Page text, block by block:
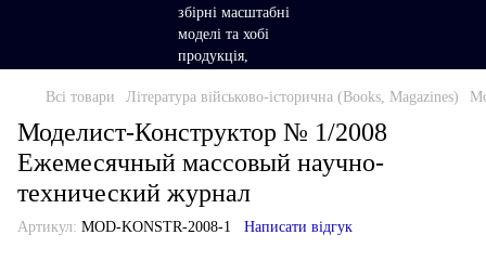
Всі товари Література військово-історична (Books, Magazines)
Моделист-Конструктор № 1/2008
Ежемесячный массовый научно-
технический журнал
Артикул: MOD-KONSTR-2008-1 Написати відгук